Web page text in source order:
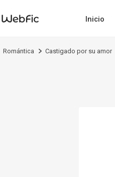
Inicio
Romántica Castigado por su amor